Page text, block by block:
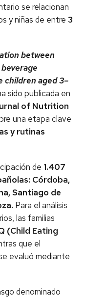
se relacionan
y niñas de entre 3
between
children aged 3–
sido publicada en
of Nutrition
una etapa clave
y rutinas
de 1.407
Córdoba,
Santiago de
Para el análisis
las familias
(Child Eating
que el
evaluó mediante
denominado